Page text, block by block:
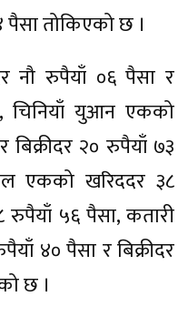
पैसा तोकिएको छ ।
नौ रुपैयाँ ०६ पैसा र
चिनियाँ युआन एकको
२० रुपैयाँ ७३
एकको खरिददर ३८
रुपैयाँ ५६ पैसा, कतारी
४० पैसा र बिक्रीदर
छ ।